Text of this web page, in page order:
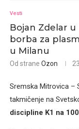
Vesti
Bojan Zdelar u
borba za
u Milanu
Od strane Ozon
Sremska Mitrovica –
takmičenje na
discipline K1 na